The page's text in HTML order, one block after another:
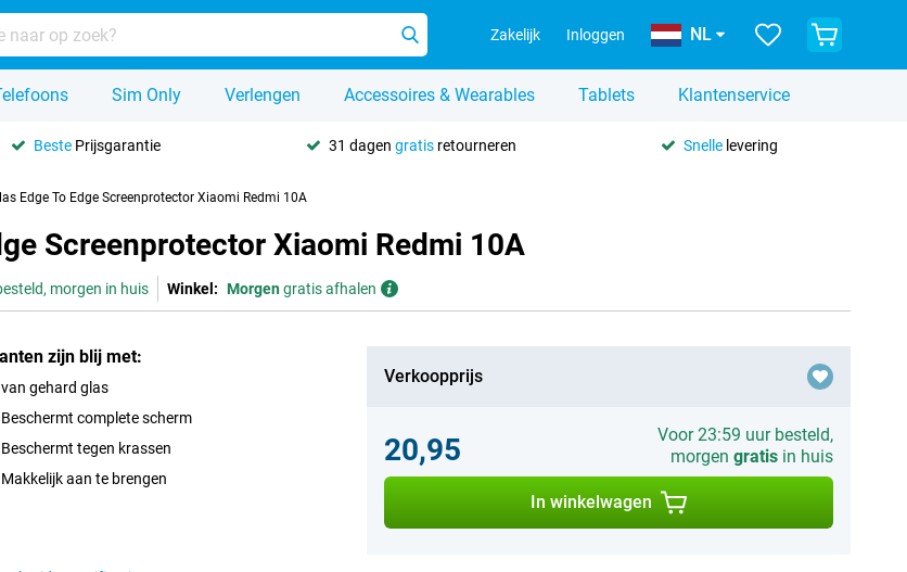
Zakelijk Inloggen NL
Sim Only Verlengen Accessoires & Wearables Tablets Klantenservice
Beste Prijsgarantie 31 dagen gratisretourneren Snellelevering
Edge To Edge Screenprotector Xiaomi Redmi 10A
Screenprotector Xiaomi Redmi 10A
morgen in huis Winkel: Morgengratis afhalen
zijn blij met:
van gehard glas
Beschermt complete scherm
Beschermt tegen krassen
Makkelijk aan te brengen
Verkoopprijs
20,95
Voor 23:59 uur besteld,
morgen gratisin huis
In winkelwagen